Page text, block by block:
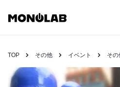
TOP その他 イベント その